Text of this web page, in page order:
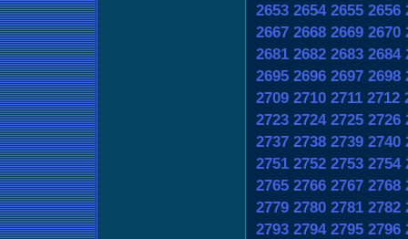
2653 2654 2655 2656
2667 2668 2669 2670
2681 2682 2683 2684
2695 2696 2697 2698
2709 2710 2711 2712
2723 2724 2725 2726
2737 2738 2739 2740
2751 2752 2753 2754
2765 2766 2767 2768
2779 2780 2781 2782
2793 2794 2795 2796